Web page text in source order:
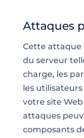
Attaques
Cette attaque
du serveur
charge, les
les utilisateurs
votre site Web
attaques
composants